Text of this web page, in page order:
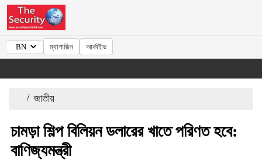
ম্যাগাজিন আর্কাইভ
/ জাতীয়
চামড়া শিল্প বিলিয়ন ডলারের খাতে পরিণত হবে:
বাণিজ্যমন্ত্রী